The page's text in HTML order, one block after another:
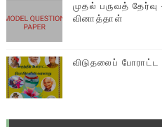
முதல் பருவத் தேர்வு
வினாத்தாள்
விடுதலைப்